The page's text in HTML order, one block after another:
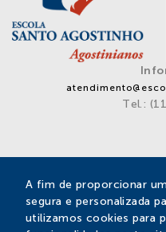
A fim de proporcionar
segura e personalizada
utilizamos cookies para
Tel.:
Escola
Rua Santa